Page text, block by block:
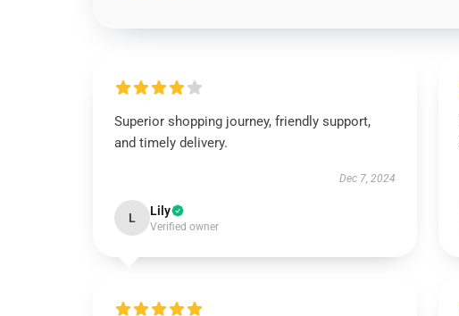
Superior shopping journey, friendly support,
and timely delivery.
Dec 7, 2024
L Lily
Verified owner